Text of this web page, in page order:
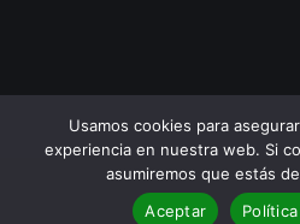
Usamos cookies para
experiencia en nuestra web. Si
asumiremos que estás
Aceptar